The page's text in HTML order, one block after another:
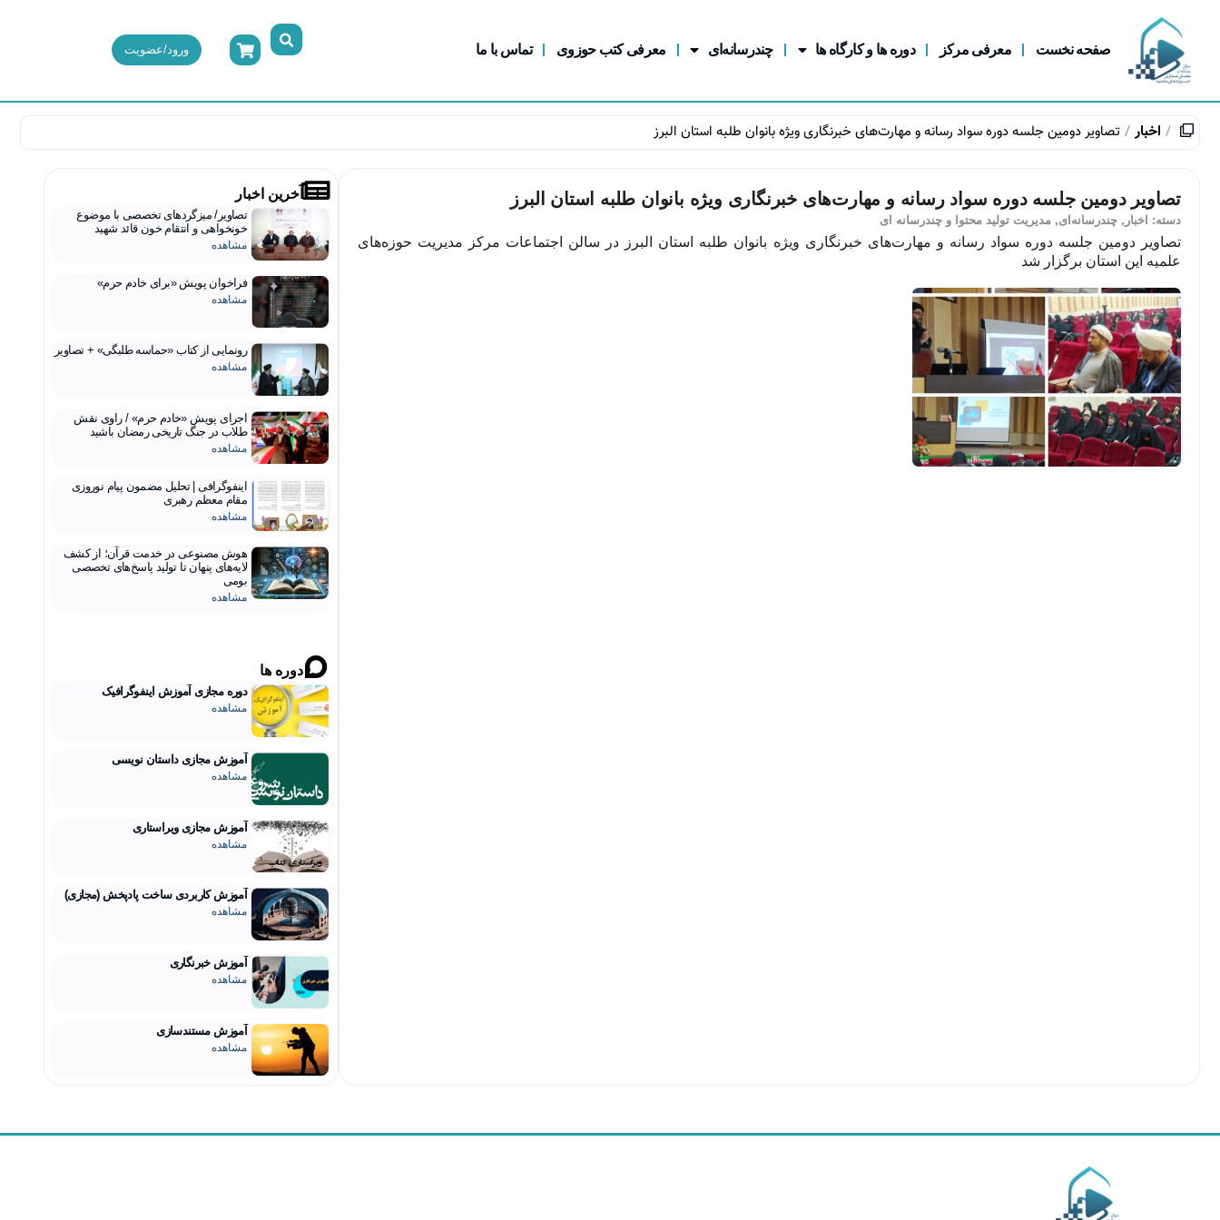
ورود/عضویت صفحه نخست معرفی مرکز دوره ها و کارگاه ها چندرسانه‌ای معرفی کتب حوزوی تماس با ما
اخبار تصاویر دومین جلسه دوره سواد رسانه و مهارت‌های خبرنگاری ویژه بانوان طلبه استان البرز
تصاویر دومین جلسه دوره سواد رسانه و مهارت‌های خبرنگاری ویژه بانوان طلبه استان البرز
دسته: اخبار , چندرسانه‌ای, مدیریت تولید محتوا و چندرسانه ای
تصاویر دومین جلسه دوره سواد رسانه و مهارت‌های خبرنگاری ویژه بانوان طلبه استان البرز در سالن اجتماعات مرکز مدیریت حوزه‌های
علمیه این استان برگزار شد
آخرین اخبار
تصاویر/ میزگردهای تخصصی با موضوع
خونخواهی و انتقام خون قائد شهید
مشاهده
فراخوان پویش «برای خادم حرم»
مشاهده
رونمایی از کتاب «حماسه طلبگی» + تصاویر
مشاهده
اجرای پویش «خادم حرم» / راوی نقش
طلاب در جنگ تاریخی رمضان باشید
مشاهده
اینفوگرافی | تحلیل مضمون پیام نوروزی
مقام معظم رهبری
مشاهده
هوش مصنوعی در خدمت قرآن؛ از کشف
لایه‌های پنهان تا تولید پاسخ‌های تخصصی
بومی
مشاهده
دوره ها
دوره مجازی آموزش اینفوگرافیک
مشاهده
آموزش مجازی داستان نویسی
مشاهده
آموزش مجازی ویراستاری
مشاهده
آموزش کاربردی ساخت پادپخش (مجازی)
مشاهده
آموزش خبرنگاری
مشاهده
آموزش مستندسازی
مشاهده